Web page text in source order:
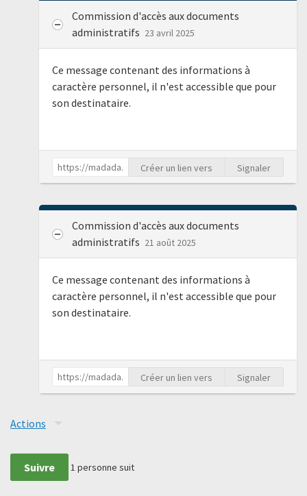
Commission d'accès aux documents
administratifs 23 avril 2025
Ce message contenant des informations à
caractère personnel, il n'est accessible que pour
son destinataire.
Créer un lien vers Signaler
Commission d'accès aux documents
administratifs 21 août 2025
Ce message contenant des informations à
caractère personnel, il n'est accessible que pour
son destinataire.
Créer un lien vers Signaler
Actions
Suivre 1 personne suit